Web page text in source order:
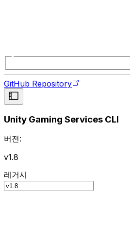
GitHub Repository
Unity Gaming Services CLI
버전:
v1.8
레거시